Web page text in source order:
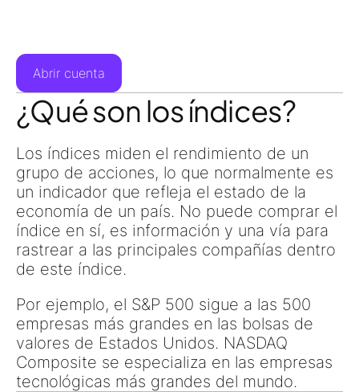
Abrir cuenta
¿Qué son los índices?
Los índices miden el rendimiento de un
grupo de acciones, lo que normalmente es
un indicador que refleja el estado de la
economía de un país. No puede comprar el
índice en sí, es información y una vía para
rastrear a las principales compañías dentro
de este índice.
Por ejemplo, el S&P 500 sigue a las 500
empresas más grandes en las bolsas de
valores de Estados Unidos. NASDAQ
Composite se especializa en las empresas
tecnológicas más grandes del mundo.